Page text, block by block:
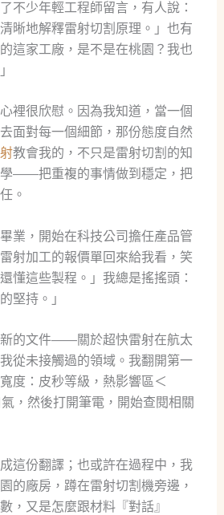
不少年輕工程師留言，有人說：
晰地解釋雷射切割原理。」也有
這家工廠，是不是在桃園？我也
裡很欣慰。因為我知道，當一個
面對每一個細節，那份態度自然
教會我的，不只是雷射切割的知
——把重複的事情做到穩定，把
。
業，開始在科技公司擔任產品管
射加工的報價單回來給我看，笑
懂這些製程。」我總是搖搖頭：
堅持。」
新的文件——關於超快雷射在航太
從未接觸過的領域。我翻開第一
度：皮秒等級，熱影響區＜
，然後打開筆電，開始查閱相關
這份翻譯；也或許在過程中，我
的廠房，蹲在雷射切割機旁邊，
，又是怎麼跟材料『對話』